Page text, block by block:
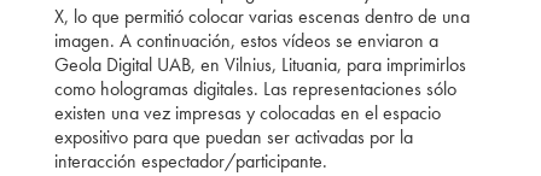
X, lo que permitió colocar varias escenas dentro de una
imagen. A continuación, estos vídeos se enviaron a
Geola Digital UAB, en Vilnius, Lituania, para imprimirlos
como hologramas digitales. Las representaciones sólo
existen una vez impresas y colocadas en el espacio
expositivo para que puedan ser activadas por la
interacción espectador/participante.